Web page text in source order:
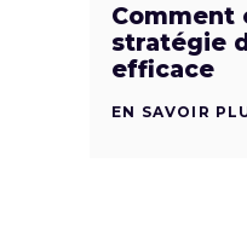
Comment
stratégie
efficace
EN SAVOIR